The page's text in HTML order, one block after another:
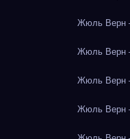
Жюль Верн
Жюль Верн
Жюль Верн
Жюль Верн